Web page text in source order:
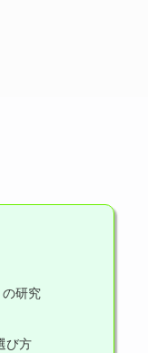
研究
び方